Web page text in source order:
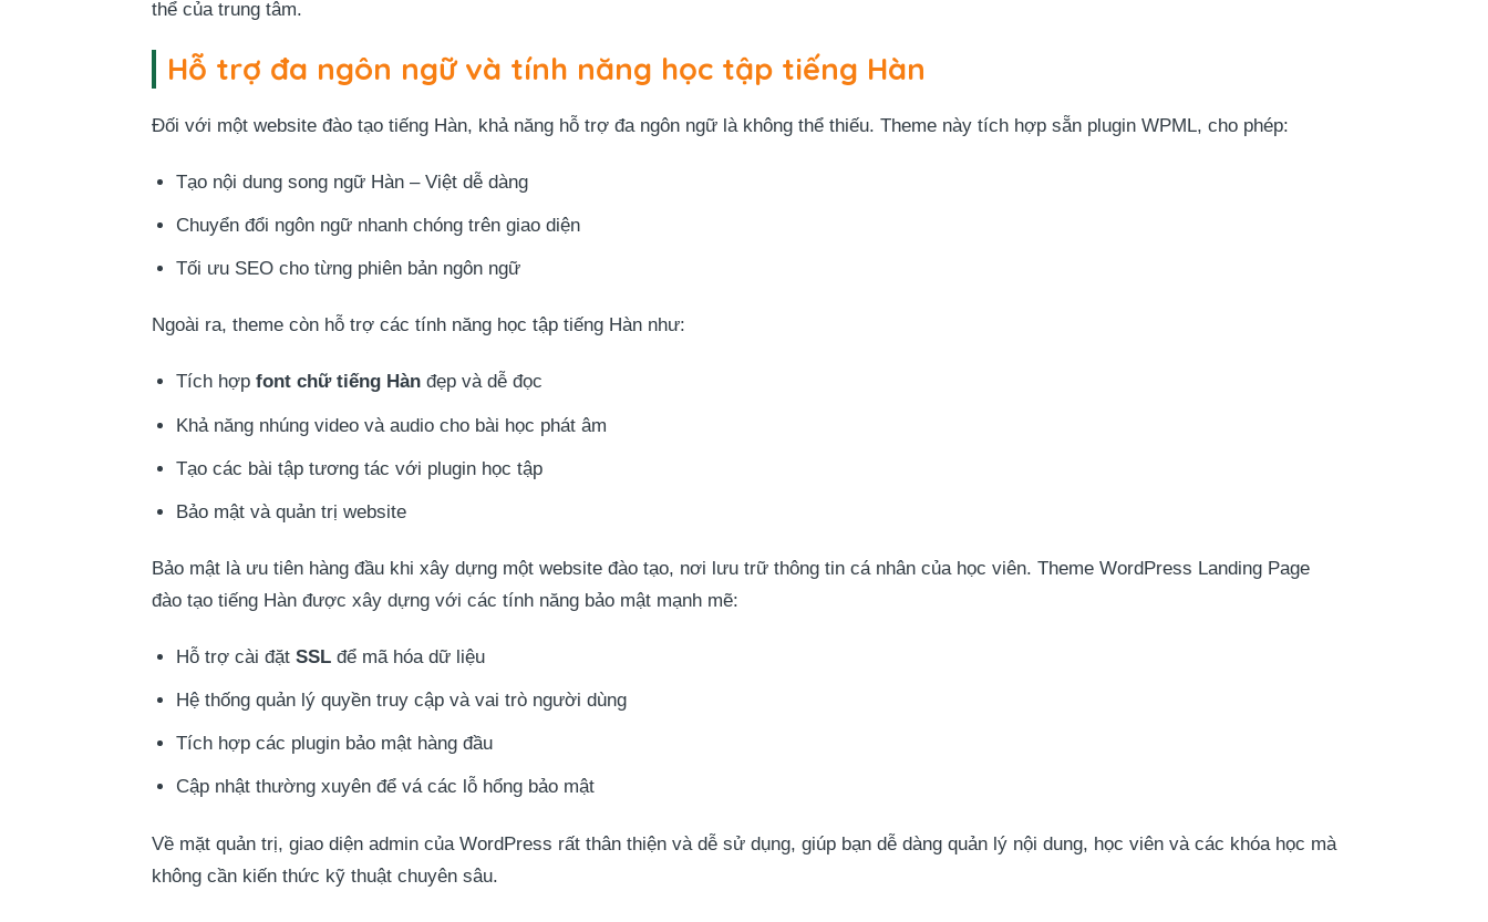
thể của trung tâm.
Hỗ trợ đa ngôn ngữ và tính năng học tập tiếng Hàn
Đối với một website đào tạo tiếng Hàn, khả năng hỗ trợ đa ngôn ngữ là không thể thiếu. Theme này tích hợp sẵn plugin WPML, cho phép:
Tạo nội dung song ngữ Hàn – Việt dễ dàng
Chuyển đổi ngôn ngữ nhanh chóng trên giao diện
Tối ưu SEO cho từng phiên bản ngôn ngữ
Ngoài ra, theme còn hỗ trợ các tính năng học tập tiếng Hàn như:
Tích hợpfont chữ tiếng Hàn đẹp và dễ đọc
Khả năng nhúng video và audio cho bài học phát âm
Tạo các bài tập tương tác với plugin học tập
Bảo mật và quản trị website
Bảo mật là ưu tiên hàng đầu khi xây dựng một website đào tạo, nơi lưu trữ thông tin cá nhân của học viên. Theme WordPress Landing Page
đào tạo tiếng Hàn được xây dựng với các tính năng bảo mật mạnh mẽ:
Hỗ trợ cài đặtSSL để mã hóa dữ liệu
Hệ thống quản lý quyền truy cập và vai trò người dùng
Tích hợp các plugin bảo mật hàng đầu
Cập nhật thường xuyên để vá các lỗ hổng bảo mật
Về mặt quản trị, giao diện admin của WordPress rất thân thiện và dễ sử dụng, giúp bạn dễ dàng quản lý nội dung, học viên và các khóa học mà
không cần kiến thức kỹ thuật chuyên sâu.